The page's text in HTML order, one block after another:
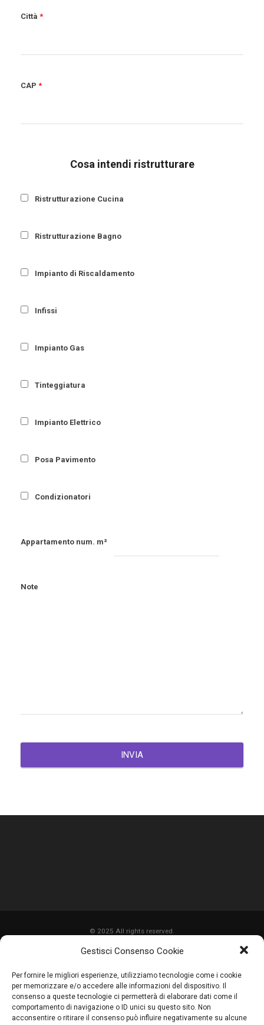
Gestisci Consenso Cookie
Per fornire le migliori esperienze, utilizziamo tecnologie come i cookie
per memorizzare e/o accedere alle informazioni del dispositivo. Il
consenso a queste tecnologie ci permetterà di elaborare dati come il
comportamento di navigazione o ID unici su questo sito. Non
acconsentire o ritirare il consenso può influire negativamente su alcune
Città *
CAP *
Cosa intendi ristrutturare
Ristrutturazione Cucina
Ristrutturazione Bagno
Impianto di Riscaldamento
Infissi
Impianto Gas
Tinteggiatura
Impianto Elettrico
Posa Pavimento
Condizionatori
Appartamento num. m²
Note
© 2025 All rights reserved.
CHI SIAMO
SERVIZI